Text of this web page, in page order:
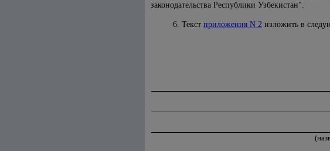
законодательства Республики Узбекистан".
6. Текст приложения N 2 изложить в